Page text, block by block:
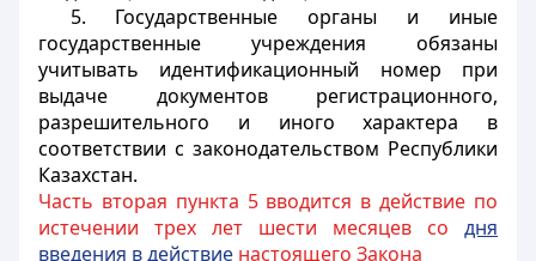
5. Государственные органы и иные
государственные учреждения обязаны
учитывать идентификационный номер при
выдаче документов регистрационного,
разрешительного и иного характера в
соответствии с законодательством Республики
Казахстан.
Часть вторая пункта 5 вводится в действие по
истечении трех лет шести месяцев со дня
введения в действие настоящего Закона